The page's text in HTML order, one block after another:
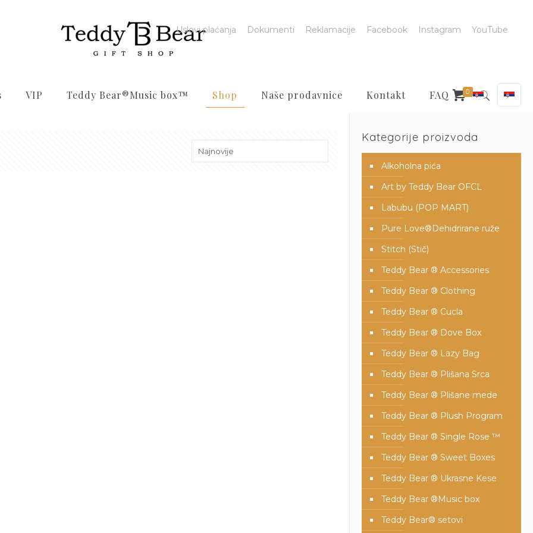
VIP Teddy Bear®️Music box™️ Shop Naše prodavnice Kontakt FAQ
Uslovi plaćanja Dokumenti Reklamacije Facebook Instagram YouTube
0
Kategorije proizvoda
Alkoholna pića
Art by Teddy Bear OFCL
Labubu (POP MART)
Pure Love®️Dehidrirane ruže
Stitch (Stič)
Teddy Bear ® Accessories
Teddy Bear ® Clothing
Teddy Bear ® Cucla
Teddy Bear ® Dove Box
Teddy Bear ® Lazy Bag
Teddy Bear ® Plišana Srca
Teddy Bear ® Plišane mede
Teddy Bear ® Plush Program
Teddy Bear ® Single Rose ™
Teddy Bear ® Sweet Boxes
Teddy Bear ® Ukrasne Kese
Teddy Bear ®Music box
Teddy Bear® setovi